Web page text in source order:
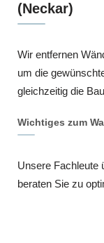
(Neckar)
Wir entfernen
um die
gleichzeitig die
Wichtiges zum
Unsere Fachleute
beraten Sie zu